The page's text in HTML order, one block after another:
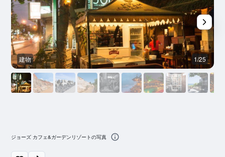
建物 1/25
ジョーズ カフェ&ガーデンリゾートの写真